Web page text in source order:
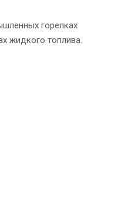
горелках
жидкого топлива.